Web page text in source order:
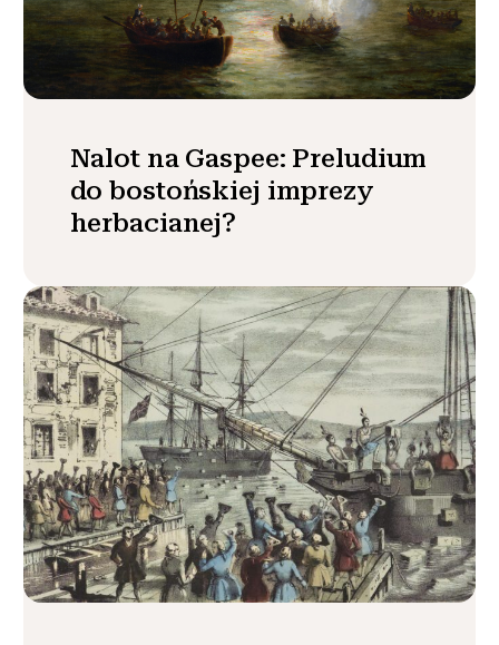
Nalot na Gaspee: Preludium
do bostońskiej imprezy
herbacianej?